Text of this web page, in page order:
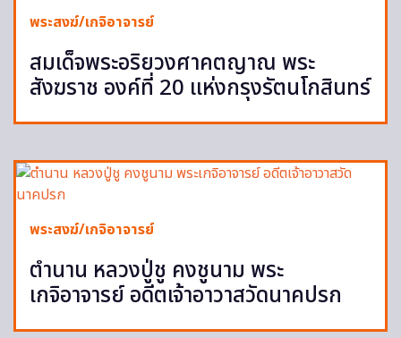
พระสงฆ์/เกจิอาจารย์
สมเด็จพระอริยวงศาคตญาณ พระ
สังฆราช องค์ที่ 20 แห่งกรุงรัตนโกสินทร์
พระสงฆ์/เกจิอาจารย์
ตำนาน หลวงปู่ชู คงชูนาม พระ
เกจิอาจารย์ อดีตเจ้าอาวาสวัดนาคปรก